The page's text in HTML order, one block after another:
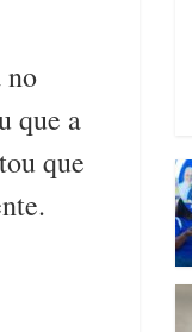
no
que a
que